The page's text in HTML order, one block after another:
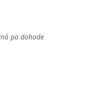
po dohode